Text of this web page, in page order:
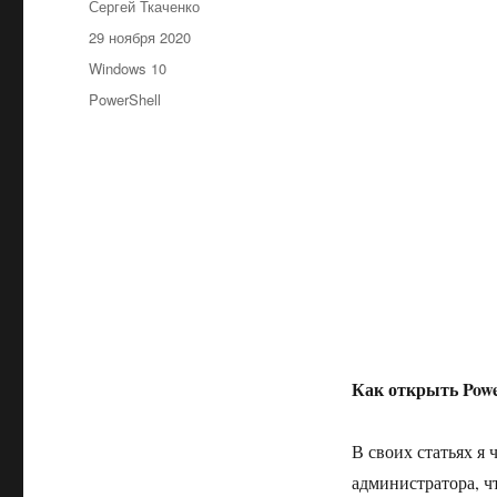
Как открыть
В своих статьях я
администратора,
Автор
Сергей Ткаченко
Опубликовано
29 ноября 2020
Рубрики
Windows 10
Метки
PowerShell